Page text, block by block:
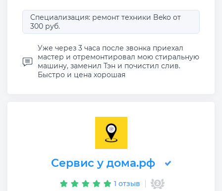
Специализация: ремонт техники Beko от
300 руб.
Уже через 3 часа после звонка приехал
мастер и отремонтировал мою стиральную
машину, заменил Тэн и почистил слив.
Быстро и цена хорошая
Сервис у дома.рф
1 отзыв